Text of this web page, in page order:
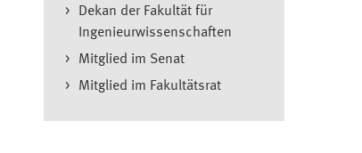
Dekan der Fakultät für
Ingenieurwissenschaften
Mitglied im Senat
Mitglied im Fakultätsrat